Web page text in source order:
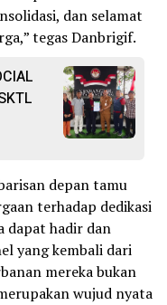
dan selamat
tegas Danbrigif.
depan tamu
terhadap dedikasi
dapat hadir dan
yang kembali dari
mereka bukan
wujud nyata